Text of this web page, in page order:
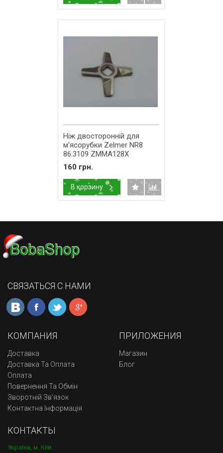
Ніж двосторонній для
м'ясорубки Zelmer NR8
86.3109 ZMMA128X
(632543)
160 грн.
В корзину
СВЯЗАТЬСЯ С НАМИ
КОМПАНИЯ
Доставка
Доставка Та Оплата
Оплата
Повернення Та Обмін
Зворотній Зв'язок
Контактна Інформація
ПРИЛОЖЕНИЯ
Магазин
Блог
КОНТАКТЫ
Україна, м. Кіїв